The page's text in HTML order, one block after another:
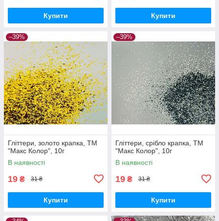
Купити Купити
–39%
Гліттери, золото крапка, ТМ
"Макс Колор", 10г
В наявності
19 ₴ 31 ₴
Купити
–39%
Гліттери, срібло крапка, ТМ
"Макс Колор", 10г
В наявності
19 ₴ 31 ₴
Купити